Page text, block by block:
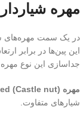
مهره
در یک سمت مهره‌های
این پین‌ها در برابر
جداسازی این نوع
مهره Castellated (Castle nut)
شیارهای متفاوت.